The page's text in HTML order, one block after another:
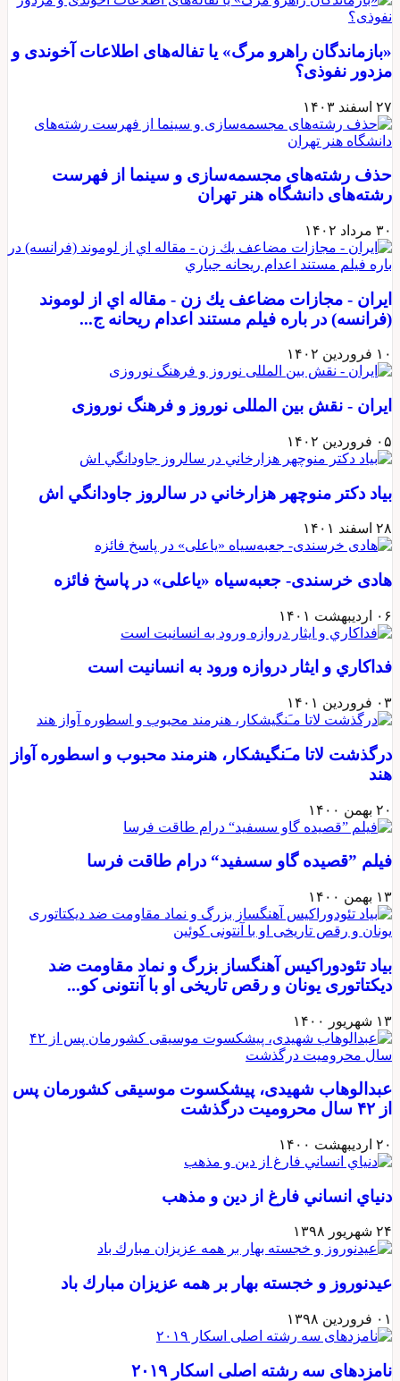
«بازماندگان راهرو مرگ» یا تفاله‌های اطلاعات آخوندی و
مزدور نفوذی؟
۲۷ اسفند ۱۴۰۳
حذف رشته‌های مجسمه‌سازی و سینما از فهرست
رشته‌های دانشگاه هنر تهران
۳۰ مرداد ۱۴۰۲
ايران - مجازات مضاعف يك زن - مقاله اي از لوموند
(فرانسه) در باره فيلم مستند اعدام ريحانه ج...
۱۰ فروردین ۱۴۰۲
ايران - نقش بین المللی نوروز و فرهنگ نوروزی
۰۵ فروردین ۱۴۰۲
بياد دكتر منوچهر هزارخاني در سالروز جاودانگي اش
۲۸ اسفند ۱۴۰۱
هادی خرسندی- جعبه‌سیاه «یاعلی» در پاسخ فائزه
۰۶ اردیبهشت ۱۴۰۱
فداكاري و ايثار دروازه ورود به انسانيت است
۰۳ فروردین ۱۴۰۱
درگذشت لاتا مـَنگیشکار، هنرمند محبوب و اسطوره آواز
هند
۲۰ بهمن ۱۴۰۰
فيلم ”قصيده گاو سسفيد“ درام طاقت فرسا
۱۳ بهمن ۱۴۰۰
بیاد تئودوراکیس آهنگساز بزرگ و نماد مقاومت ضد
دیکتاتوری یونان و رقص تاریخی او با آنتونی کو...
۱۳ شهریور ۱۴۰۰
عبدالوهاب شهیدی، پیشکسوت موسیقی کشورمان پس
از ۴۲ سال محرومیت درگذشت
۲۰ اردیبهشت ۱۴۰۰
دنياي انساني فارغ از دین و مذهب
۲۴ شهریور ۱۳۹۸
عيدنوروز و خجسته بهار بر همه عزيزان مبارك باد
۰۱ فروردین ۱۳۹۸
نامزدهای سه رشته اصلی اسکار ۲۰۱۹